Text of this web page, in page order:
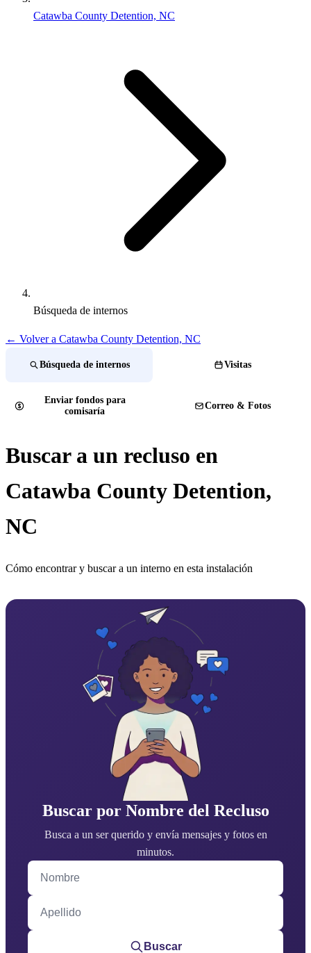
Catawba County Detention, NC
Búsqueda de internos
← Volver a Catawba County Detention, NC
Búsqueda de internos Visitas
Enviar fondos para
comisaría
Correo & Fotos
Buscar a un recluso en
Catawba County Detention,
NC
Cómo encontrar y buscar a un interno en esta instalación
Buscar por Nombre del Recluso
Busca a un ser querido y envía mensajes y fotos en
minutos.
Nombre
Apellido
Buscar